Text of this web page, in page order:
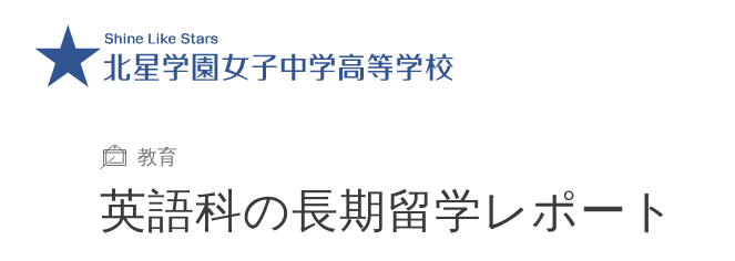
教育
英語科の長期留学レポート